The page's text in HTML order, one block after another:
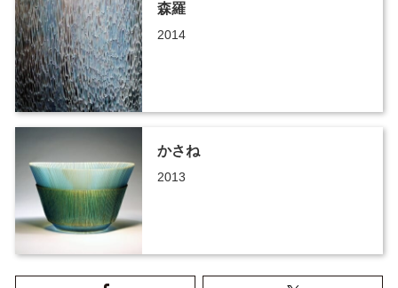
森羅
2014
かさね
2013